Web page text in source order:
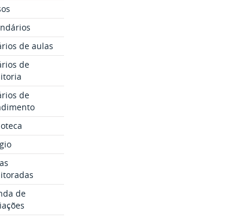
de aulas
de
de
de